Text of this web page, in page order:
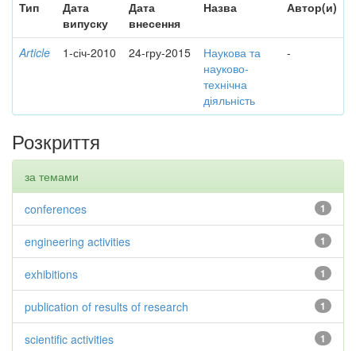
Тип
Дата
випуску
Дата
внесення
Назва Автор(и)
Article 1-січ-2010 24-гру-2015
Наукова та
науково-
технічна
діяльність
-
Розкриття
за темами
1
conferences
1
engineering activities
1
exhibitions
1
publication of results of research
1
scientific activities